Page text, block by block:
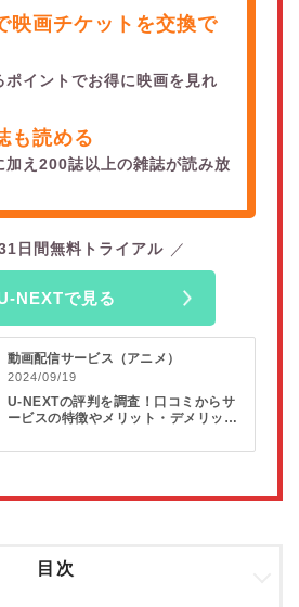
映画チケットを交換で
ポイントでお得に映画を見れ
も読める
加え200誌以上の雑誌が読み放
日間無料トライアル
NEXTで見る
動画配信サービス（アニメ）
2024/09/19
U-NEXTの評判を調査！口コミからサ
ービスの特徴やメリット・デメリット
目次